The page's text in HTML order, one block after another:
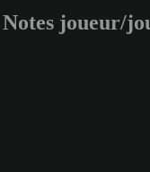
ou chiffres.joueur/